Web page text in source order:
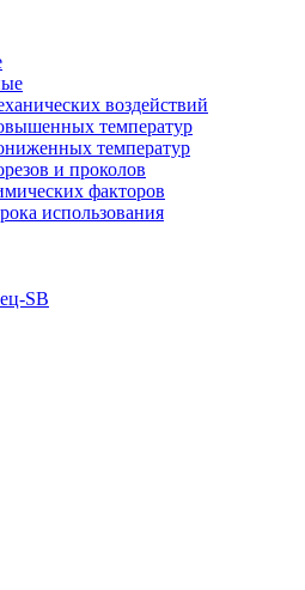
воздействий
температур
температур
и проколов
факторов
использования
SB